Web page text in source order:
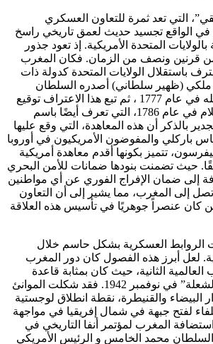
التي تعد ثمرة للتعاون العسكري
في الواقع تجسيد حديث لعمق تاريخي راسخ
المتحدة الأمريكية. إذ تعود جذور
من قرنين ونصف من الزمان. فكان المغرب
باستقلال الولايات المتحدة كدولة ذات
ملكي (ظهير سلطاني) أصدره السلطان
سيدي محمد بن عبد الله في عام 1777 ، ​ثم تبع هذا الاعتراف توقيع
معاهدة الصداقة والسلام في عام 1786، التي تعرف أيضًا باسم
بالذكر أن هذه المعاهدة، التي وقع عليها
باركلي والمفوضون الأمريكيون في أوروبا
تتميز بكونها أقدم معاهدة أمريكية
حيث تضمنت بنودها ضمانات للأمن البحري
إلى ضمان الإفراج الفوري عن أي مواطنين
إلى المغرب، مما يشير إلى أن التعاون
كان عنصراً جوهريًا في تأسيس هذه العلاقة
الروابط العسكرية بشكل حاسم خلال
لعل أبرز هذه الفصول كان دور المغرب
الثانية، حيث كان بمثابة قاعدة
خلفية حيوية لعملية “الشعلة” في نوفمبر 1942. فقد شكلت الموانئ
البيضاء والقنيطرة، نقطة انطلاق لوجستية
لفتح جبهة في شمال إفريقيا في مواجهة
المغرب لمؤتمر أنفا التاريخي في
جمع السلطان محمد الخامس و الرئيس الأمريكي